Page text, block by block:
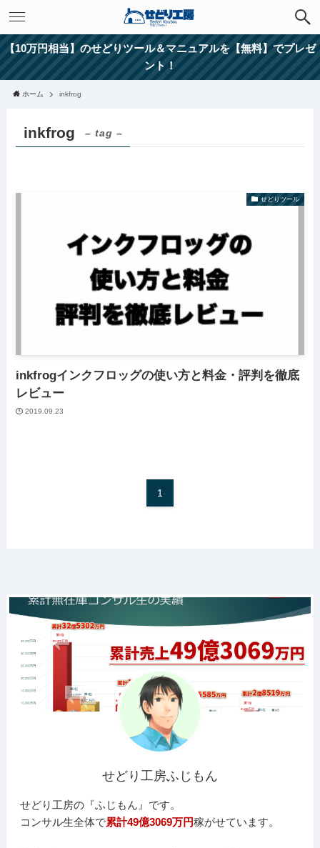
【10万円相当】のせどりツール＆マニュアルを【無料】でプレゼ
ント！
ホーム inkfrog
inkfrog – tag –
せどりツール
inkfrogインクフロッグの使い方と料金・評判を徹底
レビュー
2019.09.23
1
せどり工房ふじもん
せどり工房の『ふじもん』です。
コンサル生全体で累計49億3069万円稼がせています。